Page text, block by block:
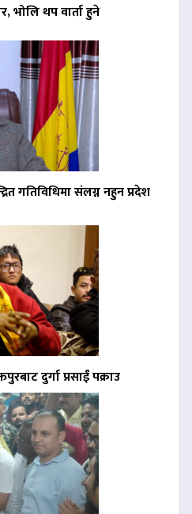
भोलि थप वार्ता हुने
गतिविधिमा संलग्न नहुन प्रदेश
दुर्गा प्रसाईं पक्राउ